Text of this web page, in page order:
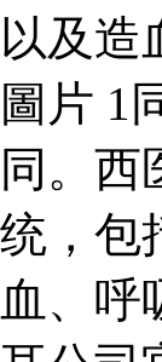
以及造
圖片 1
同。西
统，包
血、呼